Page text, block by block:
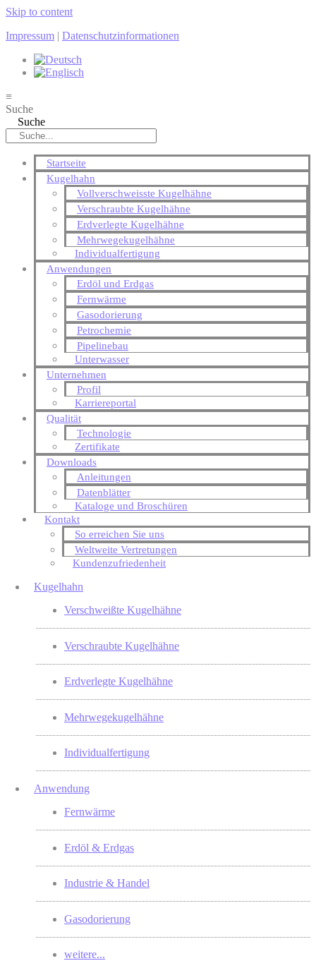
Skip to content
Impressum | Datenschutzinformationen
≡
Suche
Suche
Startseite
Kugelhahn
Vollverschweisste Kugelhähne
Verschraubte Kugelhähne
Erdverlegte Kugelhähne
Mehrwegekugelhähne
Individualfertigung
Anwendungen
Erdöl und Erdgas
Fernwärme
Gasodorierung
Petrochemie
Pipelinebau
Unterwasser
Unternehmen
Profil
Karriereportal
Qualität
Technologie
Zertifikate
Downloads
Anleitungen
Datenblätter
Kataloge und Broschüren
Kontakt
So erreichen Sie uns
Weltweite Vertretungen
Kundenzufriedenheit
Kugelhahn
Verschweißte Kugelhähne
Verschraubte Kugelhähne
Erdverlegte Kugelhähne
Mehrwegekugelhähne
Individualfertigung
Anwendung
Fernwärme
Erdöl & Erdgas
Industrie & Handel
Gasodorierung
weitere...